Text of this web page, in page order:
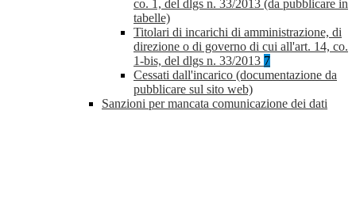
co. 1, del dlgs n. 33/2013 (da pubblicare in
tabelle)
Titolari di incarichi di amministrazione, di
direzione o di governo di cui all'art. 14, co.
1-bis, del dlgs n. 33/2013 7
Cessati dall'incarico (documentazione da
pubblicare sul sito web)
Sanzioni per mancata comunicazione dei dati